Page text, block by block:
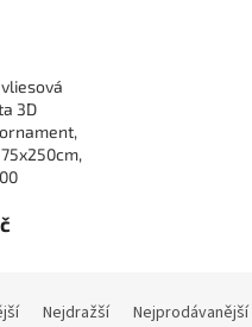
3D
Nejdražší Nejprodávanější